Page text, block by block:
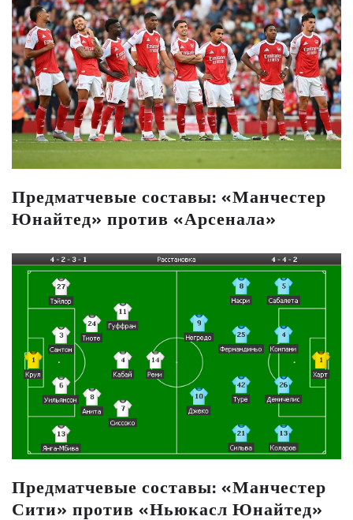
Предматчевые составы: «Манчестер
Юнайтед» против «Арсенала»
Предматчевые составы: «Манчестер
Сити» против «Ньюкасл Юнайтед»